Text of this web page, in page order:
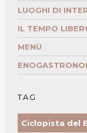
LUOGHI DI
IL TEMPO
MENÙ
TAG
Ciclopista del